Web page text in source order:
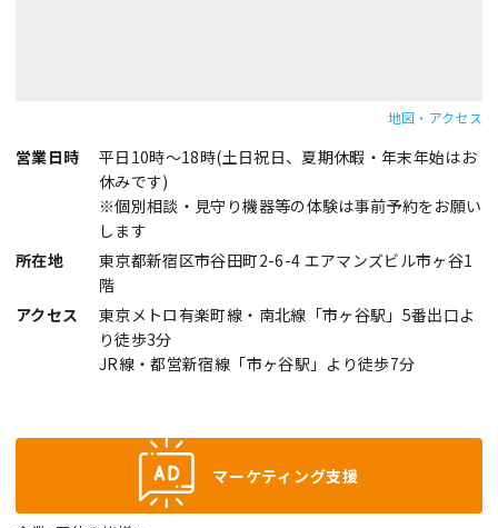
地図・アクセス
営業日時
平日10時～18時(土日祝日、夏期休暇・年末年始はお
休みです)
※個別相談・見守り機器等の体験は事前予約をお願い
します
所在地
東京都新宿区市谷田町2-6-4 エアマンズビル市ヶ谷1
階
アクセス
東京メトロ有楽町線・南北線「市ヶ谷駅」5番出口よ
り徒歩3分
JR線・都営新宿線「市ヶ谷駅」より徒歩7分
マーケティング支援